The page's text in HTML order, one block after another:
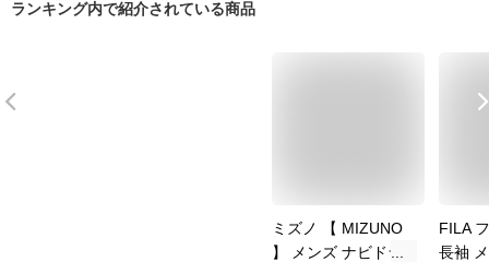
ランキング内で紹介されている商品
ミズノ 【 MIZUNO
】 メンズ ナビドラ
FILA
長袖